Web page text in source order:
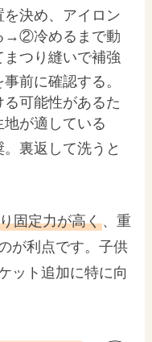
決め、アイロン
→②冷めるまで動
つり縫いで補強
前に確認する。
可能性があるた
が適している
。裏返して洗うと
固定力が高く、重
が利点です。子供
ット追加に特に向